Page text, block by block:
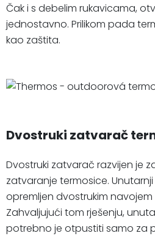
Čak i s debelim rukavicama,
jednostavno. Prilikom pada
kao zaštita.
Dvostruki zatvarač
Dvostruki zatvarač razvijen je
zatvaranje termosice.
opremljen dvostrukim
Zahvaljujući tom rješenju,
potrebno je otpustiti samo za